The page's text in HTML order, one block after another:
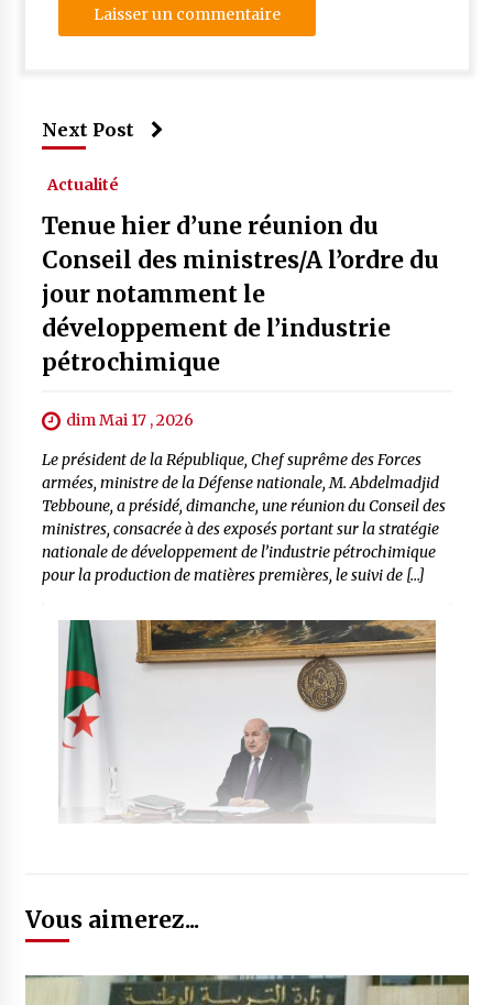
Next Post
Actualité
Tenue hier d’une réunion du
Conseil des ministres/A l’ordre du
jour notamment le
développement de l’industrie
pétrochimique
dim Mai 17 , 2026
Le président de la République, Chef suprême des Forces
armées, ministre de la Défense nationale, M. Abdelmadjid
Tebboune, a présidé, dimanche, une réunion du Conseil des
ministres, consacrée à des exposés portant sur la stratégie
nationale de développement de l’industrie pétrochimique
pour la production de matières premières, le suivi de […]
Vous aimerez...